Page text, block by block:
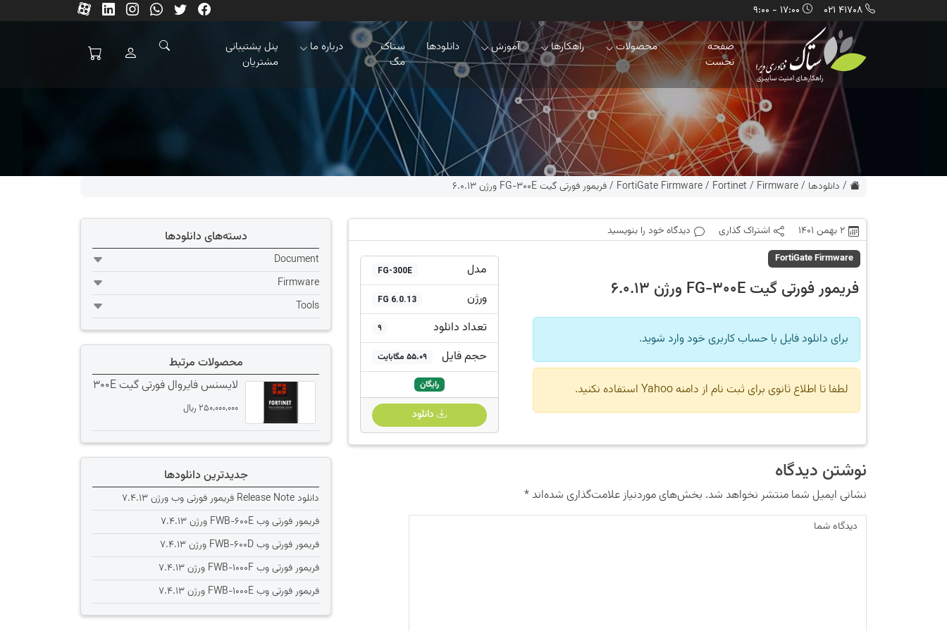
41708 021
صفحه
نخست
محصولات راهکارها آموزش دانلودها
ستاک
مگ
درباره ما
پنل پشتیبانی
مشتریان
/ دانلودها /
Firmware
/
Fortinet
/
FortiGate Firmware
/فریمور فورتی گیت FG-300E ورژن 6.0.13
2 بهمن 1401 اشتراک گذاری دیدگاه خود را بنویسید
FortiGate Firmware
فریمور فورتی گیت FG-300E ورژن 6.0.13
برای دانلود فایل با حساب کاربری خود وارد شوید.
لطفا تا اطلاع ثانوی برای ثبت نام از دامنه Yahoo استفاده نکنید.
مدل FG-300E
ورژن FG 6.0.13
تعداد دانلود 9
حجم فایل 55.09 مگابایت
رایگان
دانلود
نوشتن دیدگاه
نشانی ایمیل شما منتشر نخواهد شد. بخش‌های موردنیاز علامت‌گذاری شده‌اند*
دسته‌های دانلودها
Document
Firmware
Tools
محصولات مرتبط
لایسنس فایروال فورتی گیت 300E
250،000،000 ﷼
جدیدترین دانلودها
دانلود Release Note فریمور فورتی وب ورژن 7.4.13
فریمور فورتی وب FWB-600E ورژن 7.4.13
فریمور فورتی وب FWB-600D ورژن 7.4.13
فریمور فورتی وب FWB-1000F ورژن 7.4.13
فریمور فورتی وب FWB-1000E ورژن 7.4.13